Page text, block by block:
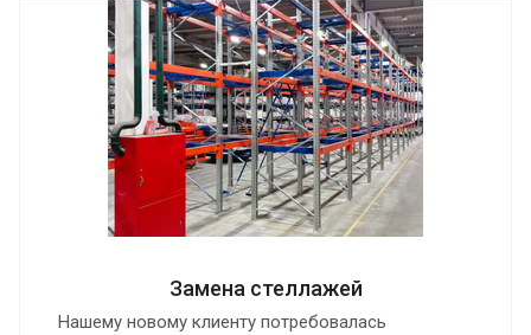
Замена стеллажей
Нашему новому клиенту потребовалась